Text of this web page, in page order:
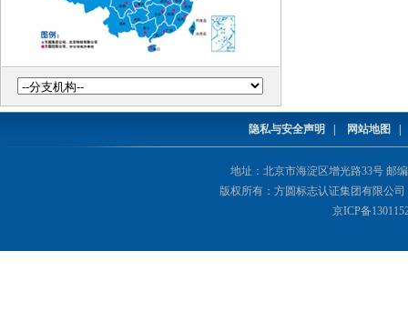
隐私与安全声明 | 网站地图
地址：北京市海淀区增光路33号 邮编
版权所有：方圆标志认证集团有限公司
京ICP备